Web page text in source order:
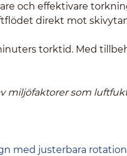
och effektivare
direkt mot skivytan
torktid. Med
miljöfaktorer som
med justerbara